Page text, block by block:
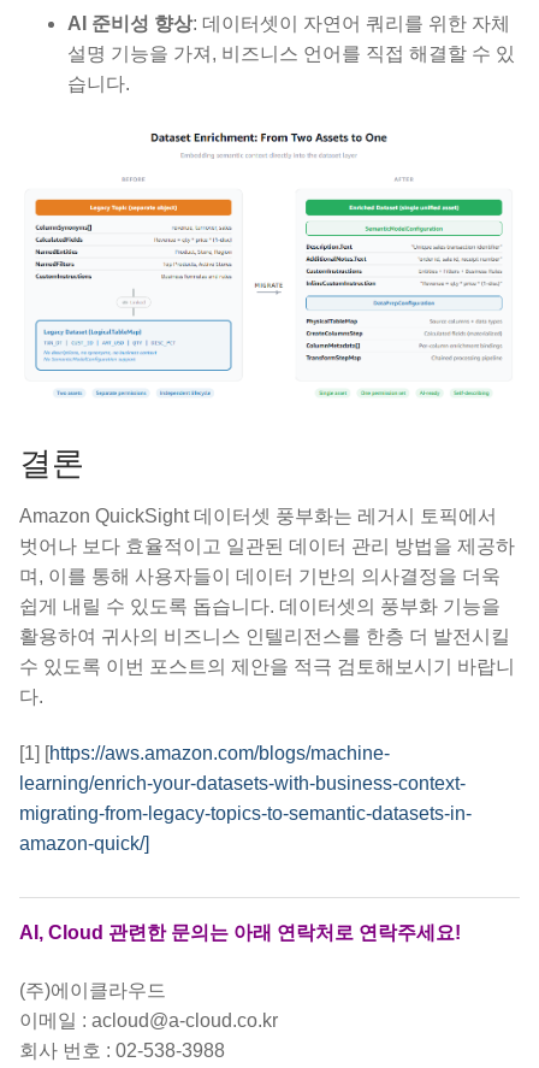
AI 준비성 향상: 데이터셋이 자연어 쿼리를 위한 자체
설명 기능을 가져, 비즈니스 언어를 직접 해결할 수 있
습니다.
결론
Amazon QuickSight 데이터셋 풍부화는 레거시 토픽에서
벗어나 보다 효율적이고 일관된 데이터 관리 방법을 제공하
며, 이를 통해 사용자들이 데이터 기반의 의사결정을 더욱
쉽게 내릴 수 있도록 돕습니다. 데이터셋의 풍부화 기능을
활용하여 귀사의 비즈니스 인텔리전스를 한층 더 발전시킬
수 있도록 이번 포스트의 제안을 적극 검토해보시기 바랍니
다.
[1] [https://aws.amazon.com/blogs/machine-
learning/enrich-your-datasets-with-business-context-
migrating-from-legacy-topics-to-semantic-datasets-in-
amazon-quick/]
AI, Cloud 관련한 문의는 아래 연락처로 연락주세요!
(주)에이클라우드
이메일 : acloud@a-cloud.co.kr
회사 번호 : 02-538-3988